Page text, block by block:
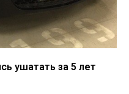
ушатать за 5 лет